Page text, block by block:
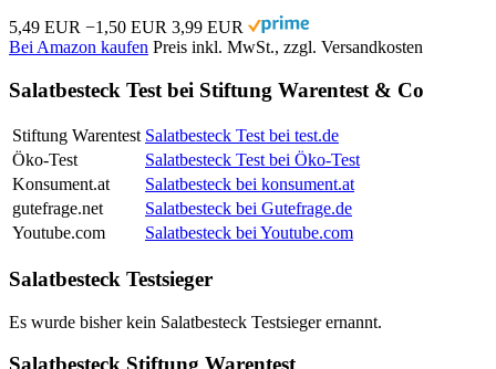
5,49 EUR −1,50 EUR 3,99 EUR
Bei Amazon kaufen Preis inkl. MwSt., zzgl. Versandkosten
Salatbesteck Test bei Stiftung Warentest & Co
Stiftung Warentest Salatbesteck Test bei test.de
Öko-Test
Salatbesteck Test bei Öko-Test
Konsument.at
Salatbesteck bei konsument.at
gutefrage.net
Salatbesteck bei Gutefrage.de
Youtube.com
Salatbesteck bei Youtube.com
Salatbesteck Testsieger
Es wurde bisher kein Salatbesteck Testsieger ernannt.